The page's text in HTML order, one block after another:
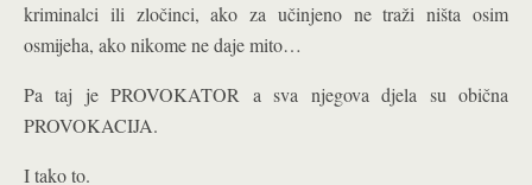
kriminalci ili zločinci, ako za učinjeno ne traži ništa osim
osmijeha, ako nikome ne daje mito…
Pa taj je PROVOKATOR a sva njegova djela su obična
PROVOKACIJA.
I tako to.